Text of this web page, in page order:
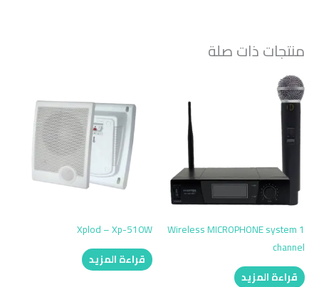
منتجات ذات صلة
Wireless MICROPHONE system 1
channel
قراءة المزيد
Xplod – Xp-510W
قراءة المزيد